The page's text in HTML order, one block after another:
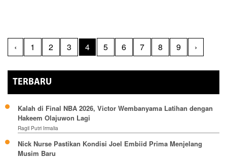
‹ 1 2 3 4 5 6 7 8 9 ›
TERBARU
Kalah di Final NBA 2026, Victor Wembanyama Latihan dengan
Hakeem Olajuwon Lagi
Ragil Putri Irmalia
Nick Nurse Pastikan Kondisi Joel Embiid Prima Menjelang
Musim Baru